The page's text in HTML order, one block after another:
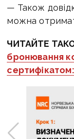
— Також
можна
ЧИТАЙТЕ
бронювання